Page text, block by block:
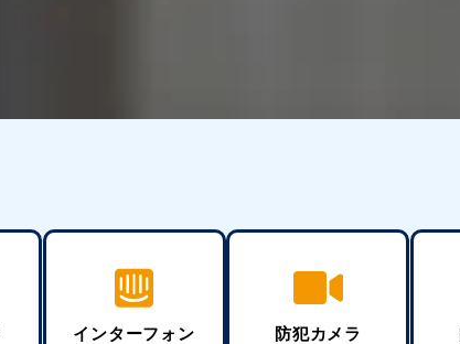
インターフォン 防犯カメラ